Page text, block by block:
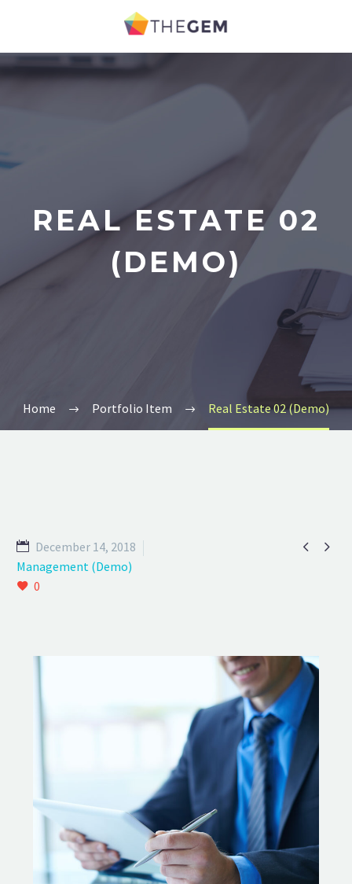
REAL ESTATE 02
(DEMO)
Home Portfolio Item Real Estate 02 (Demo)
 
December 14, 2018
Management (Demo)
0